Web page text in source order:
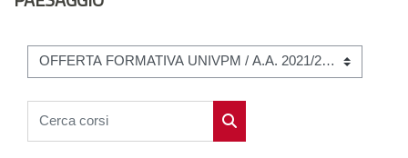
Categorie di corso
Cerca corsi
Cerca corsi